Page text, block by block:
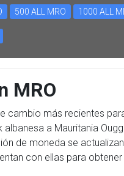
500 ALL MRO 1000 ALL
MRO
cambio más recientes
a Mauritania
de moneda se
con ellas para